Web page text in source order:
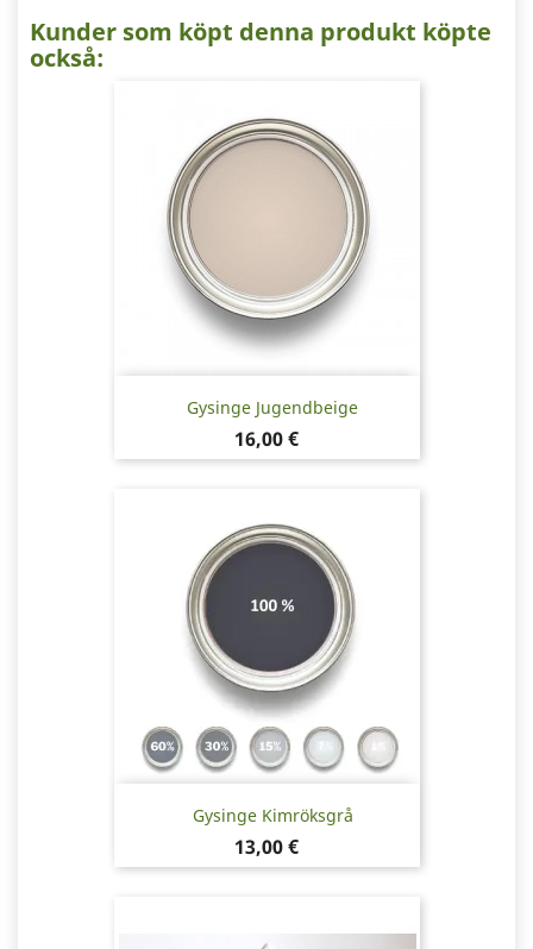
Kunder som köpt denna produkt köpte
också:
Gysinge Jugendbeige
Pris
16,00 €
Gysinge Kimröksgrå
Pris
13,00 €